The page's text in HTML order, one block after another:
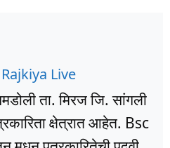
Rajkiya Live
ता. मिरज जि. सांगली
क्षेत्रात आहेत. Bsc